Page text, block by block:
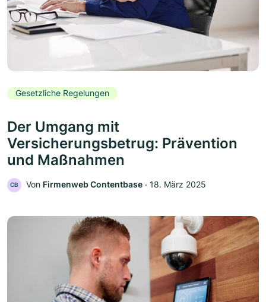
Gesetzliche Regelungen
Der Umgang mit
Versicherungsbetrug: Prävention
und Maßnahmen
CB Von Firmenweb Contentbase ‧ 18. März 2025